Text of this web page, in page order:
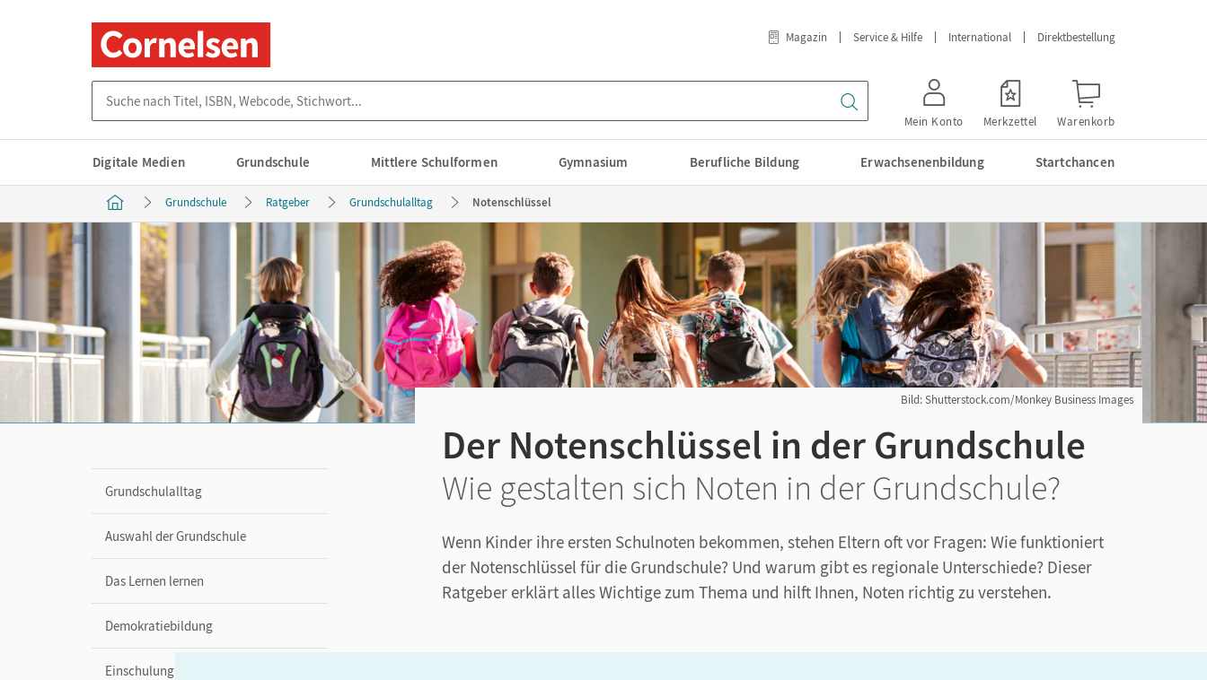
Magazin Service & Hilfe International Direktbestellung
Mein Konto Merkzettel Warenkorb
Digitale Medien Grundschule Mittlere Schulformen Gymnasium Berufliche Bildung Erwachsenenbildung Startchancen
Grundschule Ratgeber Grundschulalltag Notenschlüssel
Grundschulalltag
Auswahl der Grundschule
Das Lernen lernen
Demokratiebildung
Einschulung
Bild: Shutterstock.com/Monkey Business Images
Der Notenschlüssel in der Grundschule
Wie gestalten sich Noten in der Grundschule?
Wenn Kinder ihre ersten Schulnoten bekommen, stehen Eltern oft vor Fragen: Wie funktioniert
der Notenschlüssel für die Grundschule? Und warum gibt es regionale Unterschiede? Dieser
Ratgeber erklärt alles Wichtige zum Thema und hilft Ihnen, Noten richtig zu verstehen.